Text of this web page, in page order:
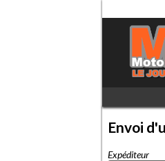
Envoi
Expéditeur